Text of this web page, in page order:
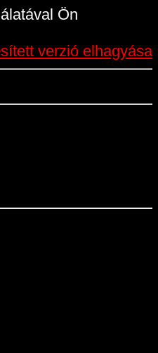
Ön
verzió elhagyása